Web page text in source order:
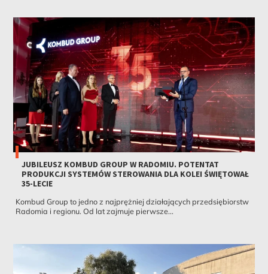
JUBILEUSZ KOMBUD GROUP W RADOMIU. POTENTAT
PRODUKCJI SYSTEMÓW STEROWANIA DLA KOLEI ŚWIĘTOWAŁ
35-LECIE
Kombud Group to jedno z najprężniej działających przedsiębiorstw
Radomia i regionu. Od lat zajmuje pierwsze...